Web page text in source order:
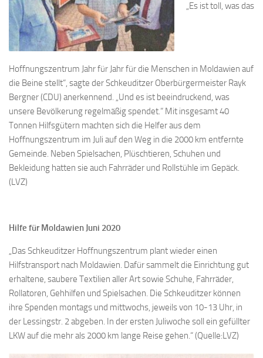
„Es ist toll, was das
Hoffnungszentrum Jahr für Jahr für die Menschen in Moldawien auf
die Beine stellt“, sagte der Schkeuditzer Oberbürgermeister Rayk
Bergner (CDU) anerkennend. „Und es ist beeindruckend, was
unsere Bevölkerung regelmäßig spendet.“ Mit insgesamt 40
Tonnen Hilfsgütern machten sich die Helfer aus dem
Hoffnungszentrum im Juli auf den Weg in die 2000 km entfernte
Gemeinde. Neben Spielsachen, Plüschtieren, Schuhen und
Bekleidung hatten sie auch Fahrräder und Rollstühle im Gepäck.
(LVZ)
Hilfe für Moldawien Juni 2020
„Das Schkeuditzer Hoffnungszentrum plant wieder einen
Hilfstransport nach Moldawien. Dafür sammelt die Einrichtung gut
erhaltene, saubere Textilien aller Art sowie Schuhe, Fahrräder,
Rollatoren, Gehhilfen und Spielsachen. Die Schkeuditzer können
ihre Spenden montags und mittwochs, jeweils von 10-13 Uhr, in
der Lessingstr. 2 abgeben. In der ersten Juliwoche soll ein gefüllter
LKW auf die mehr als 2000 km lange Reise gehen.“ (Quelle:LVZ)